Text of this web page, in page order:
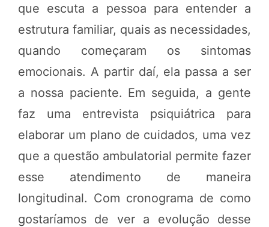
que escuta a pessoa para entender a
estrutura familiar, quais as necessidades,
quando começaram os sintomas
emocionais. A partir daí, ela passa a ser
a nossa paciente. Em seguida, a gente
faz uma entrevista psiquiátrica para
elaborar um plano de cuidados, uma vez
que a questão ambulatorial permite fazer
esse atendimento de maneira
longitudinal. Com cronograma de como
gostaríamos de ver a evolução desse